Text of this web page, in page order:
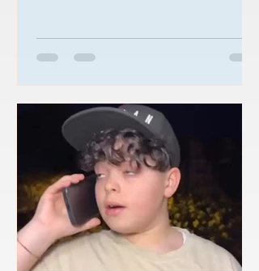
5. Mangiamo al __________ in cucina.
6. In lavanderia c’è la __________. 7. In
cucina 2. ___ bagno 3. ___ fines